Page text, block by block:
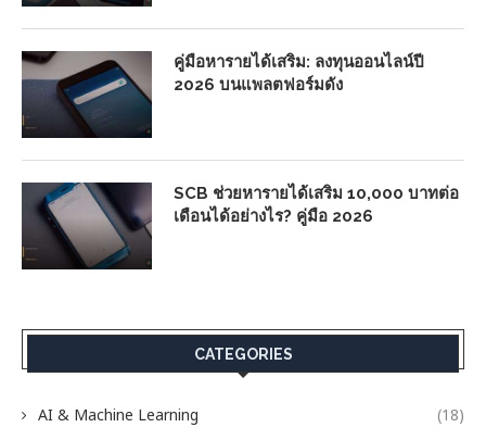
คู่มือหารายได้เสริม: ลงทุนออนไลน์ปี
2026 บนแพลตฟอร์มดัง
SCB ช่วยหารายได้เสริม 10,000 บาทต่อ
เดือนได้อย่างไร? คู่มือ 2026
CATEGORIES
AI & Machine Learning (18)